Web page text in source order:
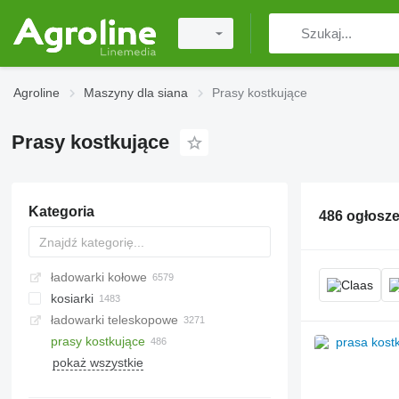
Agroline Maszyny dla siana Prasy kostkujące
Prasy kostkujące
Kategoria
ładowarki kołowe
kosiarki
kosiarki rotacyjne
kosiarki z kondycjonerem
kosiarki drogowe do poboczy
ładowarki teleskopowe
prasy kostkujące
pokaż wszystkie
486